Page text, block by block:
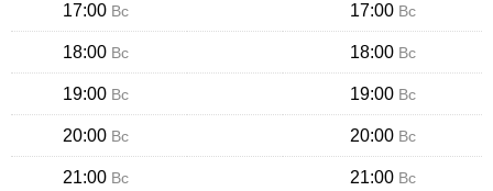
17:00 Вс 17:00 Вс
18:00 Вс 18:00 Вс
19:00 Вс 19:00 Вс
20:00 Вс 20:00 Вс
21:00 Вс 21:00 Вс